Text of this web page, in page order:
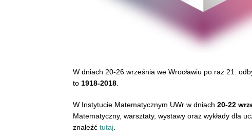
W dniach 20-26 września we Wrocławiu po raz 21.
to 1918-2018
W Instytucie Matematycznym UWr w dniach 20-22
Matematyczny, warsztaty, wystawy oraz wykłady dla
znaleźć tutaj